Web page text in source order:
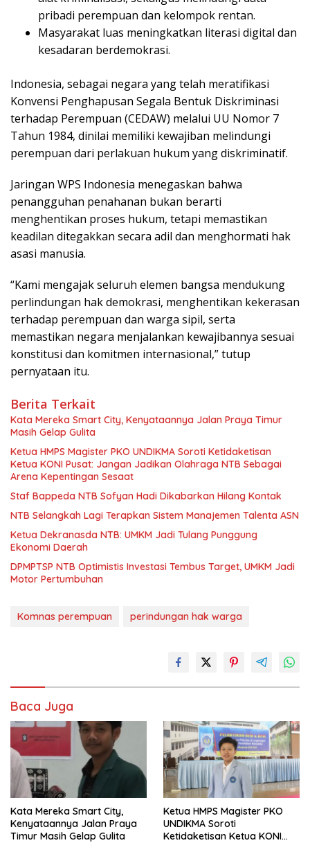
pribadi perempuan dan kelompok rentan.
Masyarakat luas meningkatkan literasi digital dan
kesadaran berdemokrasi.
Indonesia, sebagai negara yang telah meratifikasi
Konvensi Penghapusan Segala Bentuk Diskriminasi
terhadap Perempuan (CEDAW) melalui UU Nomor 7
Tahun 1984, dinilai memiliki kewajiban melindungi
perempuan dari perlakuan hukum yang diskriminatif.
Jaringan WPS Indonesia menegaskan bahwa
penangguhan penahanan bukan berarti
menghentikan proses hukum, tetapi memastikan
keadilan ditegakkan secara adil dan menghormati hak
asasi manusia.
“Kami mengajak seluruh elemen bangsa mendukung
perlindungan hak demokrasi, menghentikan kekerasan
terhadap perempuan dan warga sipil, serta
memastikan negara menjalankan kewajibannya sesuai
konstitusi dan komitmen internasional,” tutup
pernyataan itu.
Berita Terkait
Kata Mereka Smart City, Kenyataannya Jalan Praya Timur
Masih Gelap Gulita
Ketua HMPS Magister PKO UNDIKMA Soroti Ketidaketisan
Ketua KONI Pusat: Jangan Jadikan Olahraga NTB Sebagai
Arena Kepentingan Sesaat
Staf Bappeda NTB Sofyan Hadi Dikabarkan Hilang Kontak
NTB Selangkah Lagi Terapkan Sistem Manajemen Talenta ASN
Ketua Dekranasda NTB: UMKM Jadi Tulang Punggung
Ekonomi Daerah
DPMPTSP NTB Optimistis Investasi Tembus Target, UMKM Jadi
Motor Pertumbuhan
Komnas perempuan perindungan hak warga
Baca Juga
Kata Mereka Smart City,
Kenyataannya Jalan Praya
Timur Masih Gelap Gulita
Ketua HMPS Magister PKO
UNDIKMA Soroti
Ketidaketisan Ketua KONI